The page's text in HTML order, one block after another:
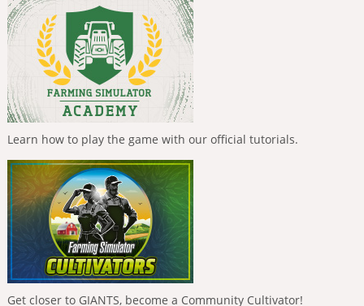
Learn how to play the game with our official tutorials.
Get closer to GIANTS, become a Community Cultivator!